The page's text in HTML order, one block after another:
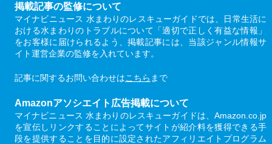
掲載記事の監修について
マイナビニュース 水まわりのレスキューガイドでは、日常生活に
おける水まわりのトラブルについて「適切で正しく有益な情報」
をお客様に届けられるよう、掲載記事には、当該ジャンル情報サ
イト運営企業の監修を入れています。
記事に関するお問い合わせはこちら まで
Amazonアソシエイト広告掲載について
マイナビニュース 水まわりのレスキューガイドは、Amazon.co.jp
を宣伝しリンクすることによってサイトが紹介料を獲得できる手
段を提供することを目的に設定されたアフィリエイトプログラム